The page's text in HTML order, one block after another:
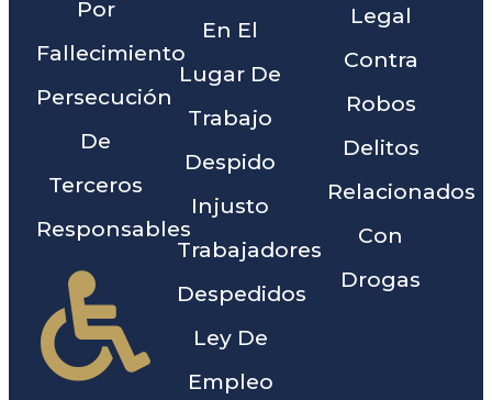
Por
Fallecimiento
Persecución
De
Terceros
Responsables
En El
Lugar De
Trabajo
Despido
Injusto
Trabajadores
Despedidos
Ley De
Empleo
Legal
Contra
Robos
Delitos
Relacionados
Con
Drogas